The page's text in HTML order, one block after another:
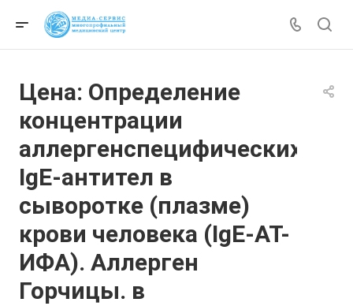
Цена: Определение
концентрации
аллергенспецифических
IgE-антител в
сыворотке (плазме)
крови человека (IgE-АТ-
ИФА). Аллерген
Горчицы. в